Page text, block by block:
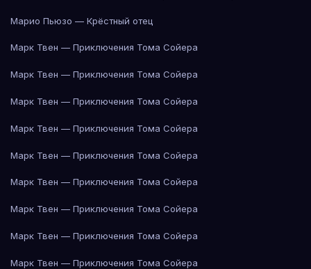
Марио Пьюзо — Крёстный отец
Марк Твен — Приключения Тома Сойера
Марк Твен — Приключения Тома Сойера
Марк Твен — Приключения Тома Сойера
Марк Твен — Приключения Тома Сойера
Марк Твен — Приключения Тома Сойера
Марк Твен — Приключения Тома Сойера
Марк Твен — Приключения Тома Сойера
Марк Твен — Приключения Тома Сойера
Марк Твен — Приключения Тома Сойера